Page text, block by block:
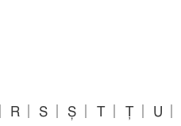
R S Ș T Ț U